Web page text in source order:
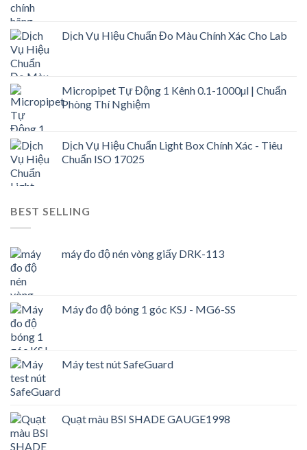
Dịch Vụ Hiệu Chuẩn Đo Màu Chính Xác Cho Lab
Micropipet Tự Động 1 Kênh 0.1-1000µl | Chuẩn
Phòng Thí Nghiệm
Dịch Vụ Hiệu Chuẩn Light Box Chính Xác - Tiêu
Chuẩn ISO 17025
BEST SELLING
máy đo độ nén vòng giấy DRK-113
Máy đo độ bóng 1 góc KSJ - MG6-SS
Máy test nút SafeGuard
Quạt màu BSI SHADE GAUGE1998